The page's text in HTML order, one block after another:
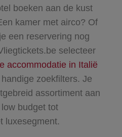
boeken aan de kust
kamer met airco? Of
een reservering nog
selecteer
accommodatie in Italië
zoekfilters. Je
assortiment aan
budget tot
luxesegment.